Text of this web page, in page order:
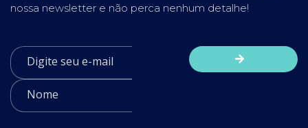
nossa newsletter e não perca nenhum detalhe!